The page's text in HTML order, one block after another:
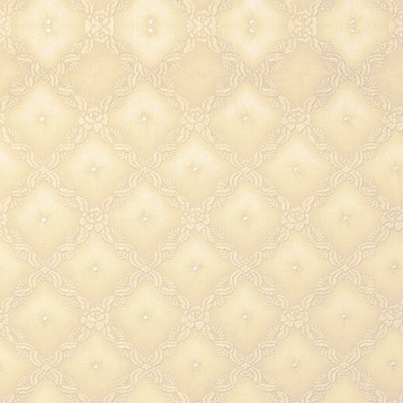
что даст возможность
сюрприз любимому
устроить незабываемый
свечах. С
канделябрами из
сможете полноценно
после тяжелого дня и
мыслями, так как пламя
способно успокаивать и
на нужный лад.
Канделябр на 5 свечей
–
солидный и наполненный
подарок
дорогому
Подсвечник (латунь)
великолепном дизайне и
исполнении, что
достойным образом
интерьер каминной
кабинета, гостиной или